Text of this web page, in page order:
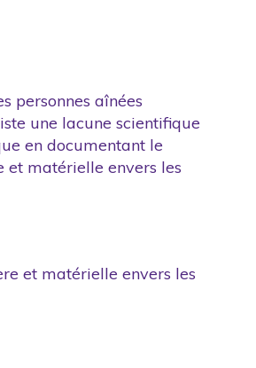
personnes aînées
une lacune scientifique
en documentant le
et matérielle envers les
et matérielle envers les